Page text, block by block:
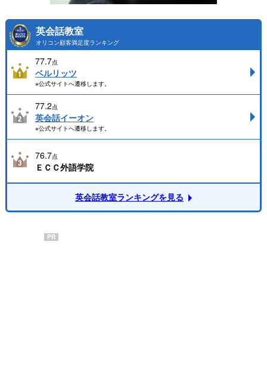
英会話教室
オリコン顧客満足度ランキング
77.7点
ベルリッツ
※公式サイトへ遷移します。
77.2点
英会話イーオン
※公式サイトへ遷移します。
76.7点
ＥＣＣ外語学院
英会話教室ランキングを見る
PR